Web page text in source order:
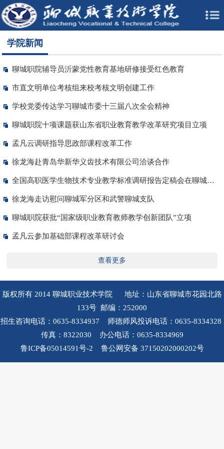
学院新闻
聊城职院辅导员沂蒙党性教育基地研修接受红色教育
市直文明单位考核组来校考核文明创建工作
学校党委传达学习聊城市委十三届八次全会精神
聊城职院十项课题获山东省职业教育教学改革研究项目立项
孟凡云调研指导思政部课程改革工作
徐龙海赴青岛华新华义齿技术有限公司洽谈合作
全国高职医学生物技术专业教学标准调研报告定稿会在聊城职院举行
徐龙海走访慰问聊城军分区和武警聊城支队
聊城职院获批“国家级职业教育教师教学创新团队”立项
孟凡云参加基础部课程改革研讨会
查看更多
版权所有 2014 聊城职业技术学院 地址：山东省聊城市花园北路
133号 邮编：252000
招生咨询电话：0635-8334937 师德师风投诉电话：0635-8334328
传真：8322030 办公电话：0635-8334969
鲁ICP备05014591号-2 鲁公网安备 37150202000202号